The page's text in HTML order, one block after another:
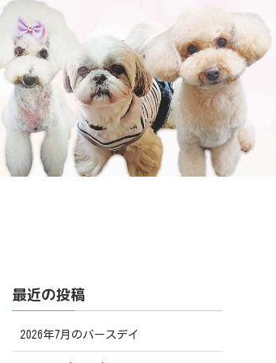
最近の投稿
2026年7月のバースデイ